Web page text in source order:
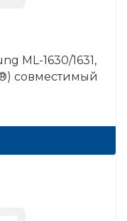
ML-1630/1631,
совместимый